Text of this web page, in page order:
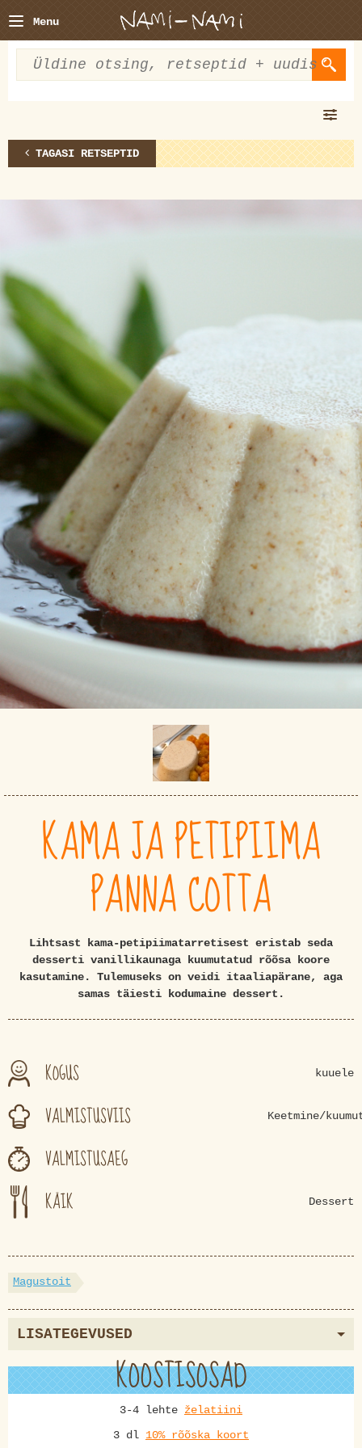
Menu
TAGASI RETSEPTID
KAMA JA PETIPIIMA
PANNA COTTA
Lihtsast kama-petipiimatarretisest eristab seda
desserti vanillikaunaga kuumutatud rõõsa koore
kasutamine. Tulemuseks on veidi itaaliapärane, aga
samas täiesti kodumaine dessert.
KOGUS kuuele
VALMISTUSVIIS Keetmine/
VALMISTUSAEG
KÄIK
Dessert
Magustoit
LISATEGEVUSED
KOOSTISOSAD
3-4 lehte želatiini
3 dl 10% rõõska koort